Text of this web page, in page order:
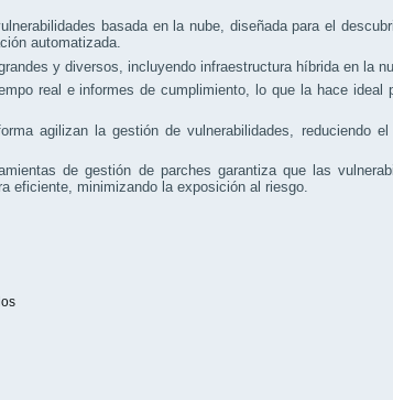
basada en la nube, diseñada para el
automatizada.
y diversos, incluyendo infraestructura híbrida en la
real e informes de cumplimiento, lo que la hace ideal
agilizan la gestión de vulnerabilidades, reduciendo
de gestión de parches garantiza que las
eficiente, minimizando la exposición al riesgo.